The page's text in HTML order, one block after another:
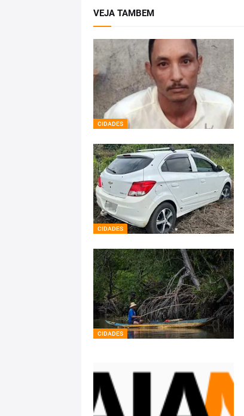
VEJA TAMBEM
CIDADES
CIDADES
CIDADES